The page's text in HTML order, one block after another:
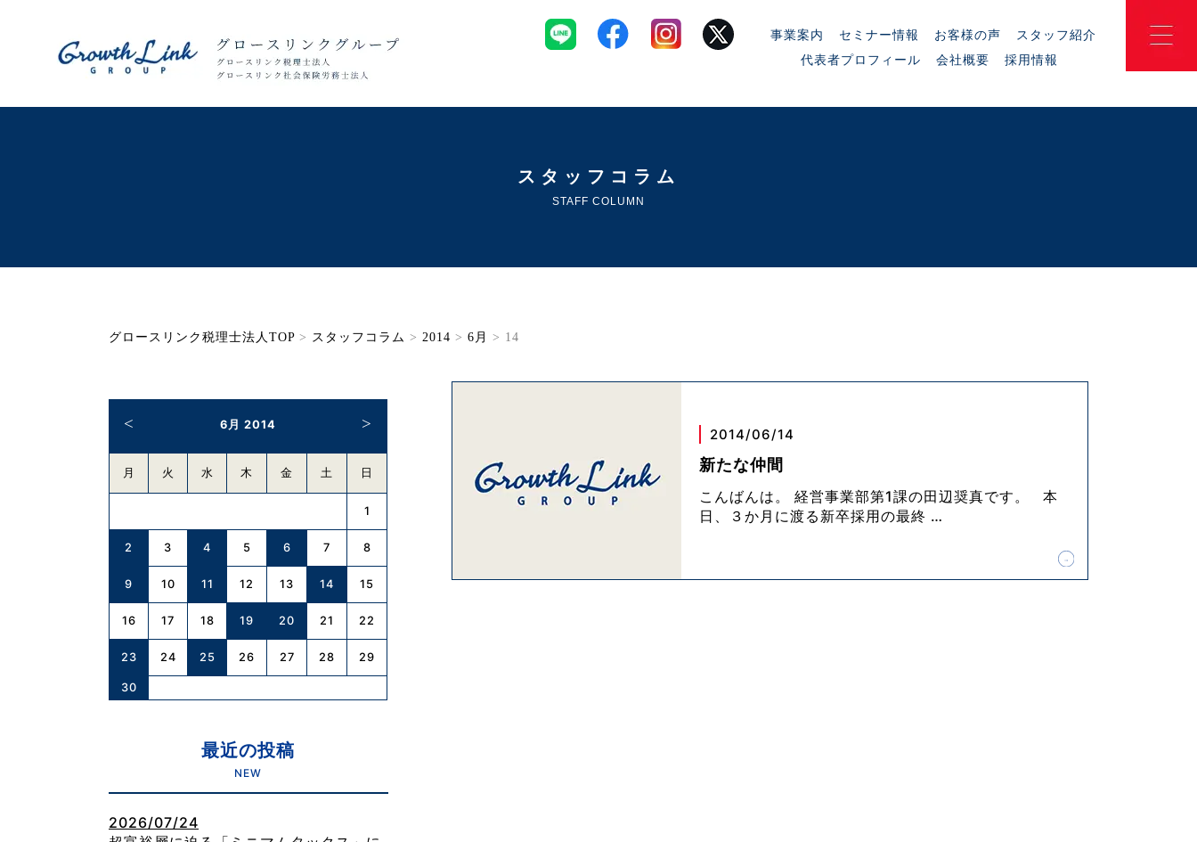
事業案内 セミナー情報 お客様の声
スタッフ紹介
代表者プロフィール
会社概要 採用情報
スタッフコラム
STAFF COLUMN
グロースリンク税理士法人TOP > スタッフコラム > 2014 > 6月 > 14
2014/06/14
新たな仲間
こんばんは。 経営事業部第1課の田辺奨真です。 本
日、３か月に渡る新卒採用の最終 …
6月 2014
月 火 水 木 金 土 日
1
2 3 4 5 6 7 8
9 10 11 12 13 14 15
16 17 18 19 20 21 22
23 24 25 26 27 28 29
30
最近の投稿
NEW
2026/07/24